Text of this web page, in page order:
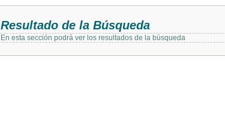
Resultado de la Búsqueda
En esta sección podrá ver los resultados de la búsqueda